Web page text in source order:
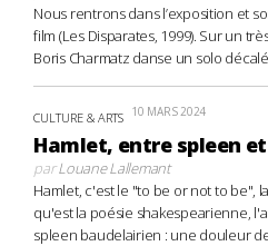
Nous rentrons dans l’exposition et
film (Les Disparates, 1999). Sur un
Boris Charmatz danse un solo
CULTURE & ARTS 10 MARS 2024
Hamlet, entre spleen
parLouane Lallemant
Hamlet, c'est le "to be or not to be",
qu'est la poésie shakespearienne,
spleen baudelairien : une douleur